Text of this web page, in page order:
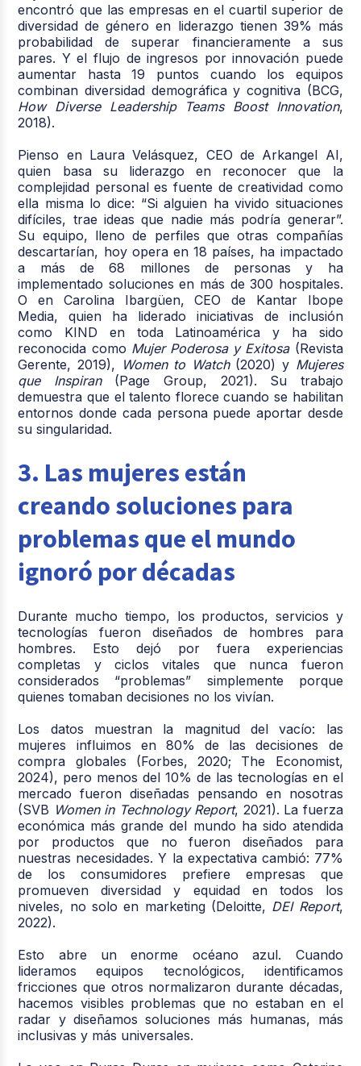
encontró que las empresas en el cuartil superior de
diversidad de género en liderazgo tienen 39% más
probabilidad de superar financieramente a sus
pares. Y el flujo de ingresos por innovación puede
aumentar hasta 19 puntos cuando los equipos
combinan diversidad demográfica y cognitiva (BCG,
How Diverse Leadership Teams Boost Innovation,
2018).
Pienso en Laura Velásquez, CEO de Arkangel AI,
quien basa su liderazgo en reconocer que la
complejidad personal es fuente de creatividad como
ella misma lo dice: “Si alguien ha vivido situaciones
difíciles, trae ideas que nadie más podría generar”.
Su equipo, lleno de perfiles que otras compañías
descartarían, hoy opera en 18 países, ha impactado
a más de 68 millones de personas y ha
implementado soluciones en más de 300 hospitales.
O en Carolina Ibargüen, CEO de Kantar Ibope
Media, quien ha liderado iniciativas de inclusión
como KIND en toda Latinoamérica y ha sido
reconocida como Mujer Poderosa y Exitosa(Revista
Gerente, 2019), Women to Watch(2020) y Mujeres
que Inspiran(Page Group, 2021). Su trabajo
demuestra que el talento florece cuando se habilitan
entornos donde cada persona puede aportar desde
su singularidad.
3. Las mujeres están
creando soluciones para
problemas que el mundo
ignoró por décadas
Durante mucho tiempo, los productos, servicios y
tecnologías fueron diseñados de hombres para
hombres. Esto dejó por fuera experiencias
completas y ciclos vitales que nunca fueron
considerados “problemas” simplemente porque
quienes tomaban decisiones no los vivían.
Los datos muestran la magnitud del vacío: las
mujeres influimos en 80% de las decisiones de
compra globales (Forbes, 2020; The Economist,
2024), pero menos del 10% de las tecnologías en el
mercado fueron diseñadas pensando en nosotras
(SVB Women in Technology Report, 2021). La fuerza
económica más grande del mundo ha sido atendida
por productos que no fueron diseñados para
nuestras necesidades. Y la expectativa cambió: 77%
de los consumidores prefiere empresas que
promueven diversidad y equidad en todos los
niveles, no solo en marketing (Deloitte, DEI Report,
2022).
Esto abre un enorme océano azul. Cuando
lideramos equipos tecnológicos, identificamos
fricciones que otros normalizaron durante décadas,
hacemos visibles problemas que no estaban en el
radar y diseñamos soluciones más humanas, más
inclusivas y más universales.